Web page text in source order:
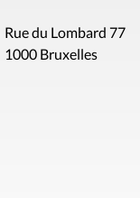
Rue du Lombard 77
1000 Bruxelles